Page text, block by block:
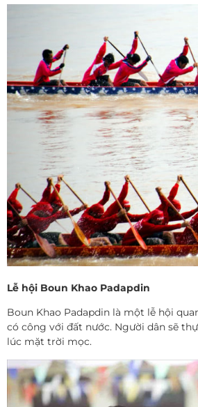
Lễ hội Boun Khao Padapdin
Boun Khao Padapdin là một lễ hội
có công với đất nước. Người dân sẽ
lúc mặt trời mọc.